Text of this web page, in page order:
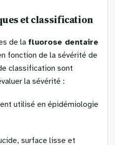
et classification
de la fluorose dentaire
fonction de la sévérité de
classification sont
la sévérité :
utilisé en épidémiologie
surface lisse et